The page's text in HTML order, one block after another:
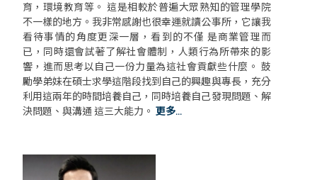
育，環境教育等。 這是相較於普遍大眾熟知的管理學院
不一樣的地方。我非常感謝也很幸運就讀公事所，它讓我
看待事情的角度更深一層，看到的不僅 是商業管理而
已，同時還會試著了解社會體制，人類行為所帶來的影
響，進而思考以自己一份力量為這社會貢獻些什麼。 鼓
勵學弟妹在碩士求學這階段找到自己的興趣與專長，充分
利用這兩年的時間培養自己，同時培養自己發現問題、解
決問題、與溝通 這三大能力。 更多...